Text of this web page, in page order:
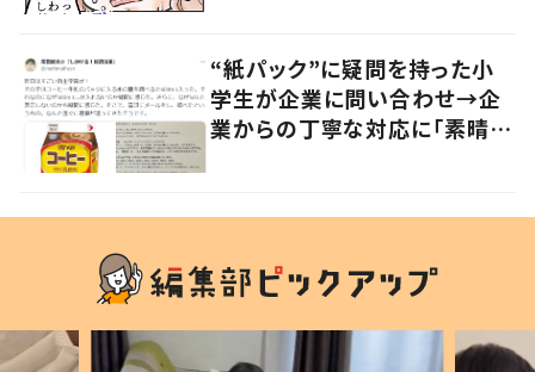
“紙パック”に疑問を持った小
学生が企業に問い合わせ→企
業からの丁寧な対応に「素晴ら